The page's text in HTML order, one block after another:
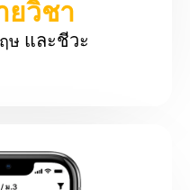
ยวิชา
ษ และชีวะ